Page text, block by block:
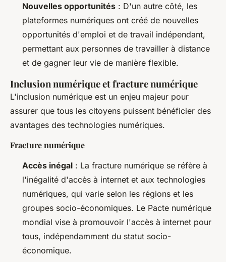
Nouvelles opportunités : D'un autre côté, les
plateformes numériques ont créé de nouvelles
opportunités d'emploi et de travail indépendant,
permettant aux personnes de travailler à distance
et de gagner leur vie de manière flexible.
Inclusion numérique et fracture numérique
L'inclusion numérique est un enjeu majeur pour
assurer que tous les citoyens puissent bénéficier des
avantages des technologies numériques.
Fracture numérique
Accès inégal : La fracture numérique se réfère à
l'inégalité d'accès à internet et aux technologies
numériques, qui varie selon les régions et les
groupes socio-économiques. Le Pacte numérique
mondial vise à promouvoir l'accès à internet pour
tous, indépendamment du statut socio-
économique.